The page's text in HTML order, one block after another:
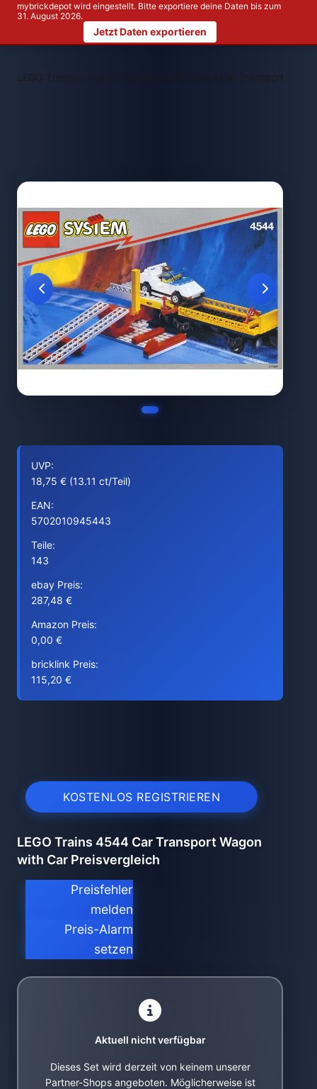
mybrickdepot wird eingestellt. Bitte exportiere deine Daten bis zum
31. August 2026.
Jetzt Daten exportieren
LEGO Themen > LEGO 4544 Car Transport
UVP:
18,75 € (13.11 ct/Teil)
EAN:
5702010945443
Teile:
143
ebay Preis:
287,48 €
Amazon Preis:
0,00 €
bricklink Preis:
115,20 €
KOSTENLOS REGISTRIEREN
LEGO Trains 4544 Car Transport Wagon
with Car Preisvergleich
Preisfehler
melden
Preis-Alarm
setzen
Aktuell nicht verfügbar
Dieses Set wird derzeit von keinem unserer
Partner-Shops angeboten. Möglicherweise ist